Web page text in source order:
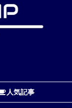
人気記事